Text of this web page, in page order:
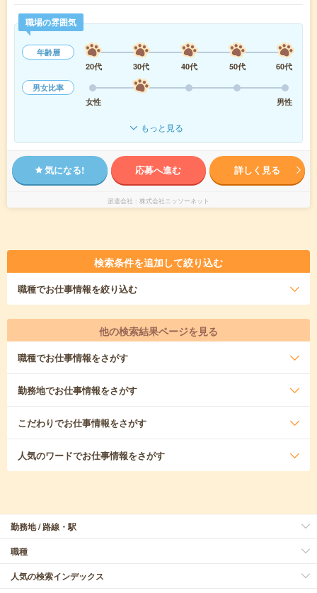
職場の雰囲気
年齢層
20代
30代 40代 50代
60代
男女比率
女性
男性
もっと見る
気になる! 応募へ進む 詳しく見る
派遣会社 株式会社ニッソーネット
検索条件を追加して絞り込む
職種でお仕事情報を絞り込む
他の検索結果ページを見る
職種でお仕事情報をさがす
勤務地でお仕事情報をさがす
こだわりでお仕事情報をさがす
人気のワードでお仕事情報をさがす
勤務地 / 路線・駅
職種
人気の検索インデックス